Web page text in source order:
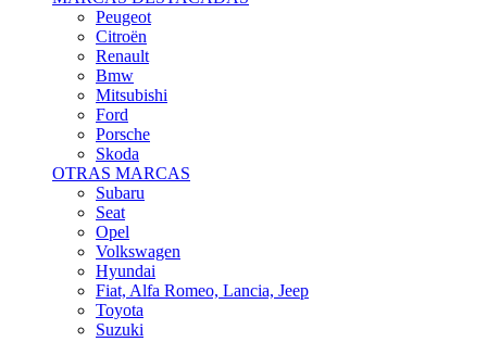
Peugeot
Citroën
Renault
Bmw
Mitsubishi
Ford
Porsche
Skoda
OTRAS MARCAS
Subaru
Seat
Opel
Volkswagen
Hyundai
Fiat, Alfa Romeo, Lancia, Jeep
Toyota
Suzuki